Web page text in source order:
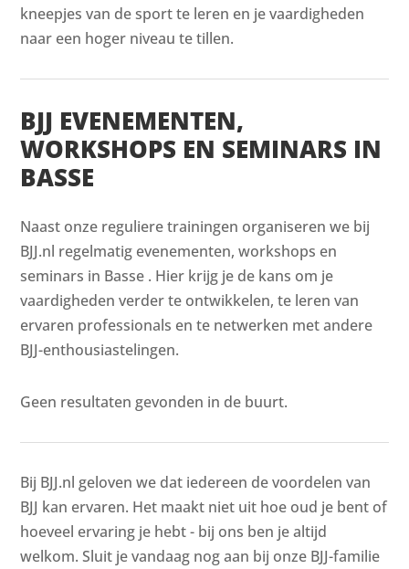
kneepjes van de sport te leren en je vaardigheden
naar een hoger niveau te tillen.
BJJ EVENEMENTEN,
WORKSHOPS EN SEMINARS IN
BASSE
Naast onze reguliere trainingen organiseren we bij
BJJ.nl regelmatig evenementen, workshops en
seminars in Basse . Hier krijg je de kans om je
vaardigheden verder te ontwikkelen, te leren van
ervaren professionals en te netwerken met andere
BJJ-enthousiastelingen.
Geen resultaten gevonden in de buurt.
Bij BJJ.nl geloven we dat iedereen de voordelen van
BJJ kan ervaren. Het maakt niet uit hoe oud je bent of
hoeveel ervaring je hebt - bij ons ben je altijd
welkom. Sluit je vandaag nog aan bij onze BJJ-familie